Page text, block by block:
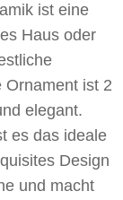
ist eine
Haus oder
Ornament ist 2
elegant.
es das ideale
Design
und macht